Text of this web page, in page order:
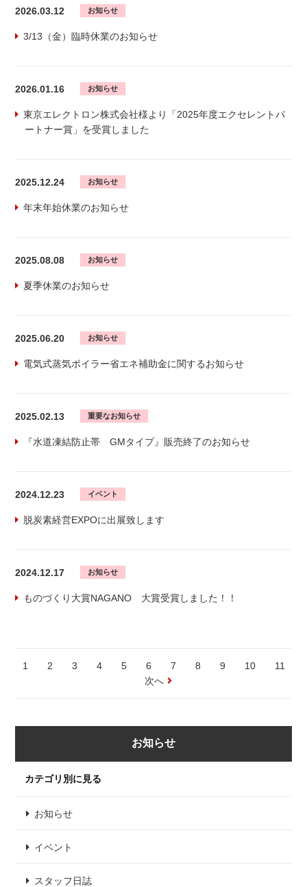
2026.03.12 お知らせ
3/13（金）臨時休業のお知らせ
2026.01.16 お知らせ
東京エレクトロン株式会社様より「2025年度エクセレントパ
ートナー賞」を受賞しました
2025.12.24 お知らせ
年末年始休業のお知らせ
2025.08.08 お知らせ
夏季休業のお知らせ
2025.06.20 お知らせ
電気式蒸気ボイラー省エネ補助金に関するお知らせ
2025.02.13 重要なお知らせ
『水道凍結防止帯 GMタイプ』販売終了のお知らせ
2024.12.23 イベント
脱炭素経営EXPOに出展致します
2024.12.17 お知らせ
ものづくり大賞NAGANO 大賞受賞しました！！
1 2 3 4 5 6 7 8 9 10
11
次へ
お知らせ
カテゴリ別に見る
お知らせ
イベント
スタッフ日誌